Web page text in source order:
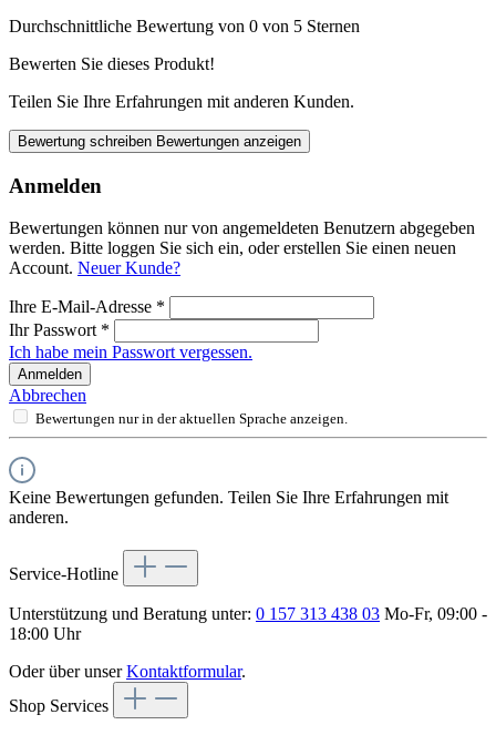
Durchschnittliche Bewertung von 0 von 5 Sternen
Bewerten Sie dieses Produkt!
Teilen Sie Ihre Erfahrungen mit anderen Kunden.
Bewertung schreiben Bewertungen anzeigen
Anmelden
Bewertungen können nur von angemeldeten Benutzern abgegeben
werden. Bitte loggen Sie sich ein, oder erstellen Sie einen neuen
Account. Neuer Kunde?
Ihre E-Mail-Adresse *
Ihr Passwort *
Ich habe mein Passwort vergessen.
Anmelden
Abbrechen
Bewertungen nur in der aktuellen Sprache anzeigen.
Keine Bewertungen gefunden. Teilen Sie Ihre Erfahrungen mit
anderen.
Service-Hotline
Unterstützung und Beratung unter: 0 157 313 438 03 Mo-Fr, 09:00 -
18:00 Uhr
Oder über unserKontaktformular.
Shop Services